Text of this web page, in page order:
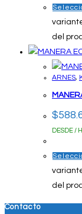
del
ARNES,
$
DESDE /
del
Contacto